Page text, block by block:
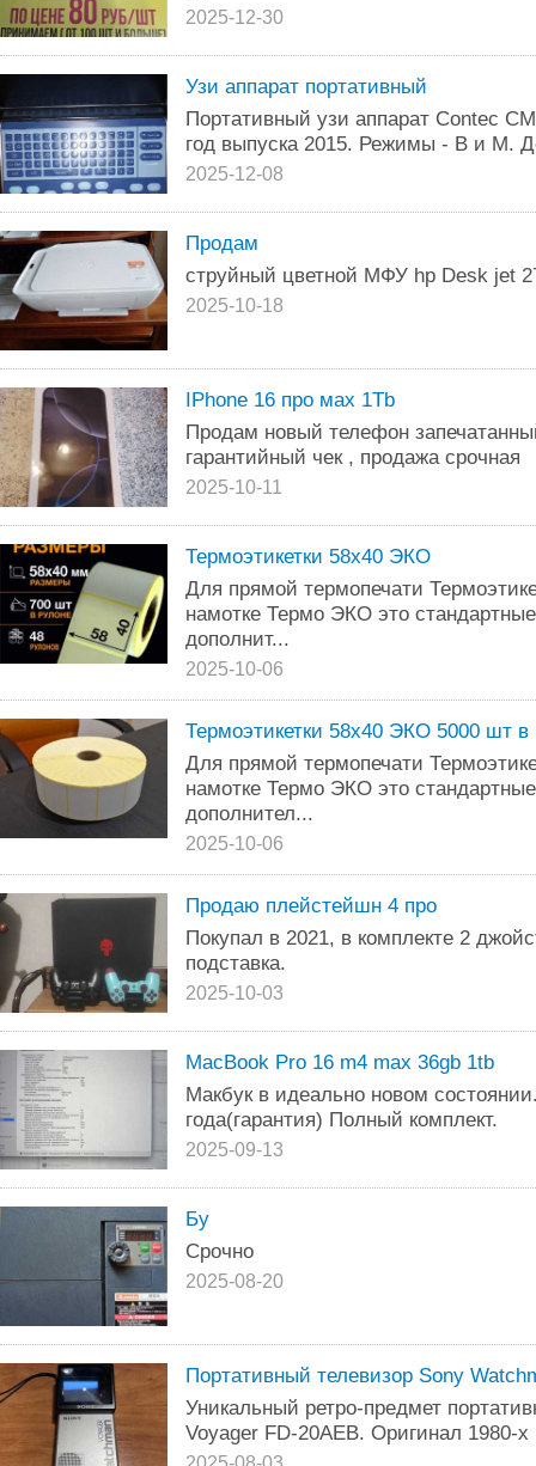
2025-12-30
Узи аппарат портативный
Портативный узи аппарат Contec
год выпуска 2015. Режимы - В и М.
2025-12-08
Продам
струйный цветной МФУ hp Desk jet
2025-10-18
IPhone 16 про мах 1Tb
Продам новый телефон
гарантийный чек , продажа срочная
2025-10-11
Термоэтикетки 58х40 ЭКО
Для прямой термопечати
намотке Термо ЭКО это
дополнит...
2025-10-06
Термоэтикетки 58х40 ЭКО 5000 шт в
Для прямой термопечати
намотке Термо ЭКО это
дополнител...
2025-10-06
Продаю плейстейшн 4 про
Покупал в 2021, в комплекте 2
подставка.
2025-10-03
MacBook Pro 16 m4 max 36gb 1tb
Макбук в идеально новом
года(гарантия) Полный комплект.
2025-09-13
Бу
Срочно
2025-08-20
Портативный телевизор Sony
Уникальный ретро-предмет
Voyager FD-20AEB. Оригинал 1980-